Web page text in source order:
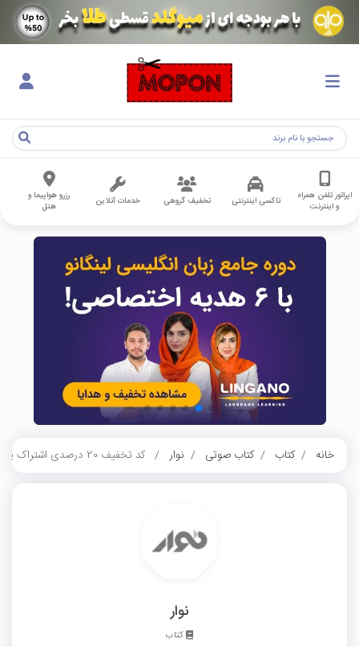
اپراتور تلفن همراه
و اینترنت
تاکسی اینترنتی تخفیف گروهی خدمات آنلاین
رزرو هواپیما و
هتل
خانه کتاب کتاب صوتی نوار کد تخفیف 20 درصدی اشتراک یک ساله نوار
نوار
کتاب